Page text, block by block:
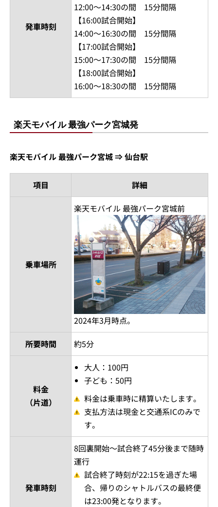
発車時刻
12:00～14:30の間 15分間隔
【16:00試合開始】
14:00～16:30の間 15分間隔
【17:00試合開始】
15:00～17:30の間 15分間隔
【18:00試合開始】
16:00～18:30の間 15分間隔
楽天モバイル 最強パーク宮城発
楽天モバイル 最強パーク宮城 ⇒ 仙台駅
項目 詳細
乗車場所
楽天モバイル 最強パーク宮城前
2024年3月時点。
所要時間 約5分
料金
（片道）
大人：100円
子ども：50円
料金は乗車時に精算いたします。
支払方法は現金と交通系ICのみで
す。
発車時刻
8回裏開始～試合終了45分後まで随時
運行
試合終了時刻が22:15を過ぎた場
合、帰りのシャトルバスの最終便
は23:00発となります。